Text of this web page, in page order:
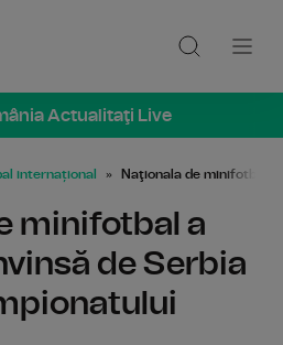
Actualitaţi Live
internațional Naţionala de minifotbal a
minifotbal a
de Serbia